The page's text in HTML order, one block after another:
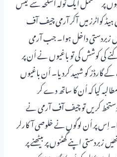
کواٹرز میں آکر آرمی چیف آف
زبردستی داخل ہوا۔ جب آرمی
کی کوشش کی تو باغیوں نے اُن پر
کو شہید کردیا۔ اُن باغیوں
کیا کہ اُن کا ساتھ دے کر
دستخط کریں تو چیف آف آرمی نے
اِس پر اُن لوگوں نے خلوصی آکارلر
اپنے گھٹنوں پر بیٹھنے پر